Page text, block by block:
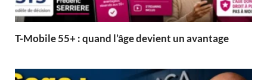
T-Mobile 55+ : quand l’âge devient un avantage